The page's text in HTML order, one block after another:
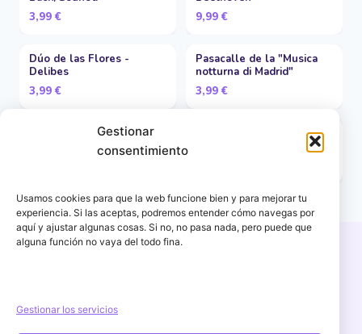
Gestionar
consentimiento
Usamos cookies para que la web funcione bien y para mejorar tu
experiencia. Si las aceptas, podremos entender cómo navegas por
aquí y ajustar algunas cosas. Si no, no pasa nada, pero puede que
alguna función no vaya del todo fina.
Gestionar los servicios
3,99 €
9,99 €
Dúo de las Flores -
Delibes
3,99 €
Pasacalle de la "Musica
notturna di Madrid"
3,99 €
Radetzky March
Also Sprach Zarathustra -